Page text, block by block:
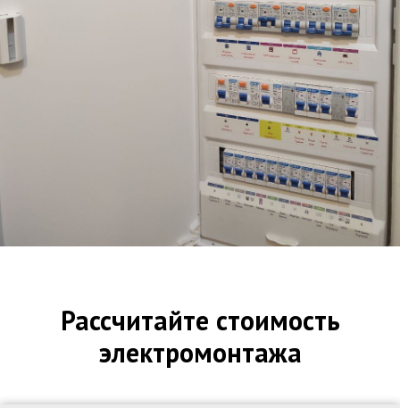
Рассчитайте стоимость
электромонтажа